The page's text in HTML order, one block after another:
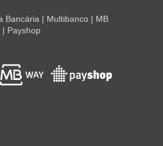
Bancária | Multibanco | MB
| Payshop